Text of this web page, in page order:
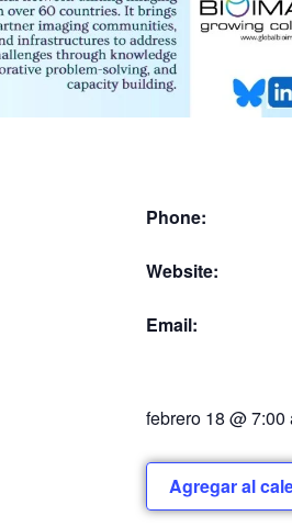
Phone:
Website:
Email:
febrero 18 @7:00
Agregar al